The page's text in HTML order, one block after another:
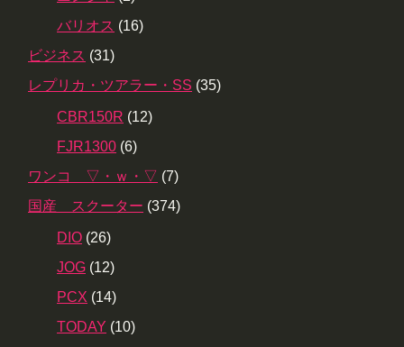
バリオス (16)
ビジネス (31)
レプリカ・ツアラー・SS (35)
CBR150R (12)
FJR1300 (6)
ワンコ ▽・ｗ・▽ (7)
国産 スクーター (374)
DIO (26)
JOG (12)
PCX (14)
TODAY (10)